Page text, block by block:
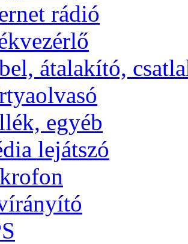
rádió
átalakító,
egyéb
lejátszó